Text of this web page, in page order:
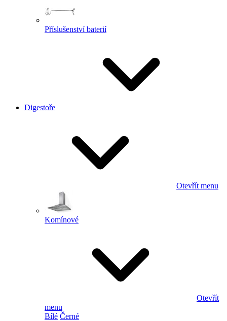
Příslušenství baterií
Digestoře
Otevřít menu
Komínové
Otevřít
menu
Bílé Černé